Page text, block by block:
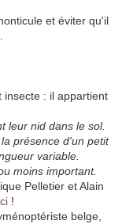
et éviter qu'il
insecte : il appartient
leur nid dans le sol.
présence d'un petit
variable.
moins important.
Pelletier et Alain
!
belge,